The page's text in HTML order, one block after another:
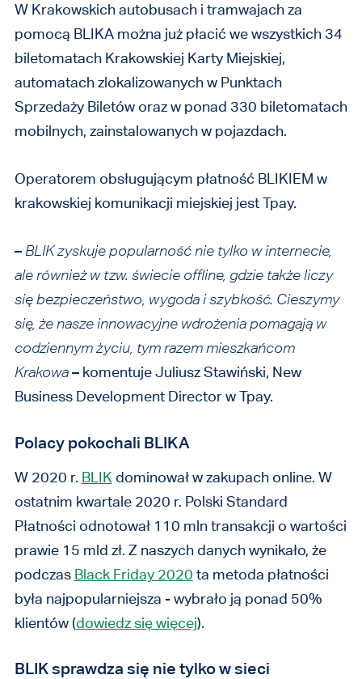
W Krakowskich autobusach i tramwajach za
pomocą BLIKA można już płacić we wszystkich 34
biletomatach Krakowskiej Karty Miejskiej,
automatach zlokalizowanych w Punktach
Sprzedaży Biletów oraz w ponad 330 biletomatach
mobilnych, zainstalowanych w pojazdach.
Operatorem obsługującym płatność BLIKIEM w
krakowskiej komunikacji miejskiej jest Tpay.
– BLIK zyskuje popularność nie tylko w internecie,
ale również w tzw. świecie offline, gdzie także liczy
się bezpieczeństwo, wygoda i szybkość. Cieszymy
się, że nasze innowacyjne wdrożenia pomagają w
codziennym życiu, tym razem mieszkańcom
Krakowa– komentuje Juliusz Stawiński, New
Business Development Director w Tpay.
Polacy pokochali BLIKA
W 2020 r. BLIK dominował w zakupach online. W
ostatnim kwartale 2020 r. Polski Standard
Płatności odnotował 110 mln transakcji o wartości
prawie 15 mld zł. Z naszych danych wynikało, że
podczas Black Friday 2020 ta metoda płatności
była najpopularniejsza - wybrało ją ponad 50%
klientów (dowiedz się więcej).
BLIK sprawdza się nie tylko w sieci